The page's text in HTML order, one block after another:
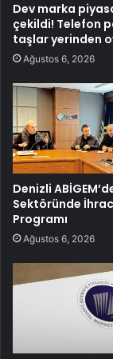
Dev marka
çekildi! Telefon
taşlar yerinden
Ağustos 6, 2026
Denizli
Sektöründe
Programı
Ağustos 6, 2026